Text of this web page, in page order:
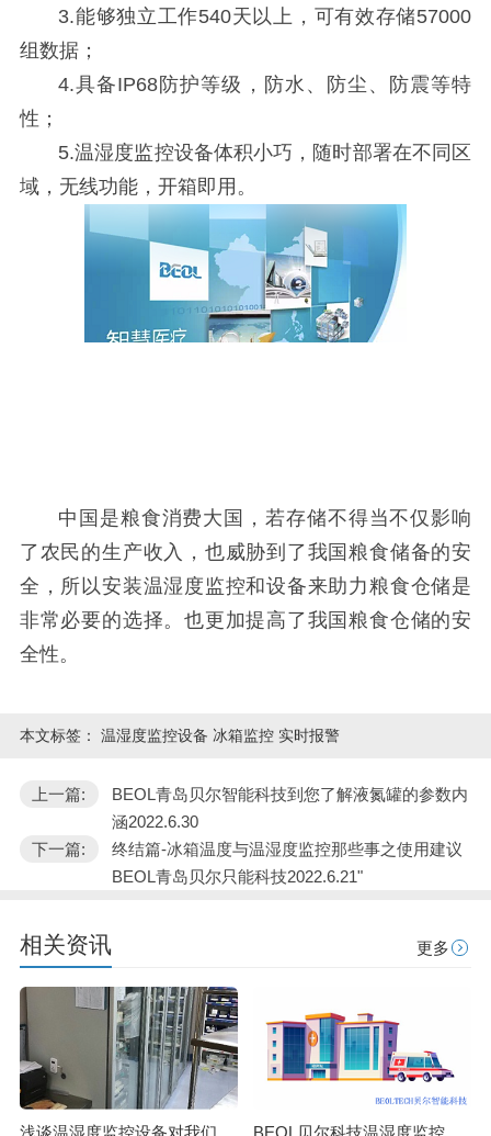
3.能够独立工作540天以上，可有效存储57000
组数据；
4.具备IP68防护等级，防水、防尘、防震等特
性；
5.温湿度监控设备体积小巧，随时部署在不同区
域，无线功能，开箱即用。
中国是粮食消费大国，若存储不得当不仅影响
了农民的生产收入，也威胁到了我国粮食储备的安
全，所以安装温湿度监控和设备来助力粮食仓储是
非常必要的选择。也更加提高了我国粮食仓储的安
全性。
本文标签： 温湿度监控设备 冰箱监控 实时报警
上一篇:
BEOL青岛贝尔智能科技到您了解液氮罐的参数内
涵2022.6.30
下一篇:
终结篇-冰箱温度与温湿度监控那些事之使用建议
BEOL青岛贝尔只能科技2022.6.21"
相关资讯 更多